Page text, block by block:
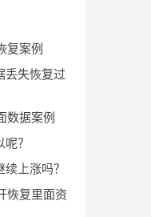
复案例
丢失恢复过
数据案例
？
上涨吗？
恢复里面资